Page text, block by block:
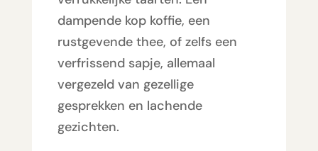
dampende kop koffie, een
rustgevende thee, of zelfs een
verfrissend sapje, allemaal
vergezeld van gezellige
gesprekken en lachende
gezichten.